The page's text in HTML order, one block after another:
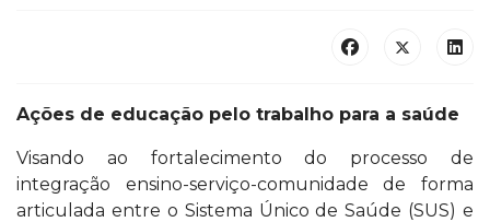
Ações de educação pelo trabalho para a saúde
Visando ao fortalecimento do processo de
integração ensino-serviço-comunidade de forma
articulada entre o Sistema Único de Saúde (SUS) e